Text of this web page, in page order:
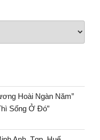
Hoài Ngàn Năm”
Sống Ở Đó”